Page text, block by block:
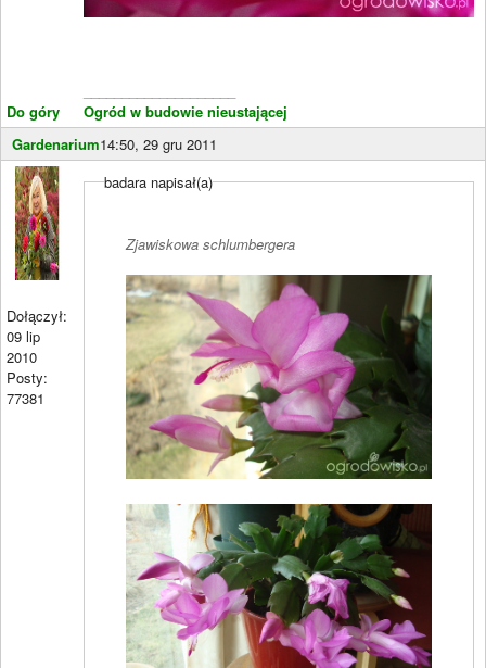
Do góry
Ogród w budowie nieustającej
Gardenarium14:50, 29 gru 2011
Dołączył:
09 lip
2010
Posty:
77381
badara napisał(a)
Zjawiskowa schlumbergera